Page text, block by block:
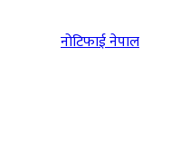
नोटिफाई नेपाल